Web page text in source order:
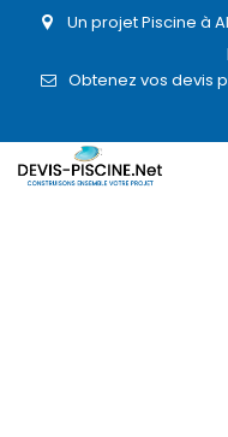
Un projet Piscine à
Obtenez vos devis